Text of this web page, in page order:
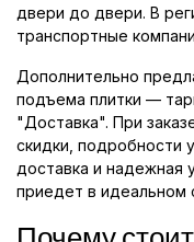
двери до двери. В
транспортные
Дополнительно
подъема плитки —
"Доставка". При
скидки, подробности
доставка и надежная
приедет в идеальном